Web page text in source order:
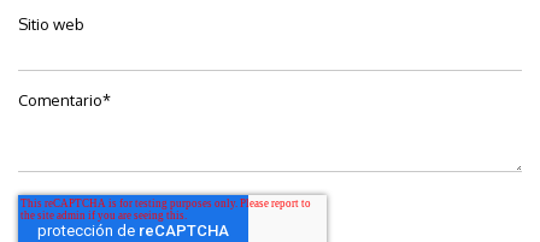
Sitio web
Comentario*